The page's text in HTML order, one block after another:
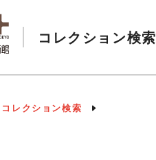
コレクション検索
コレクション検索